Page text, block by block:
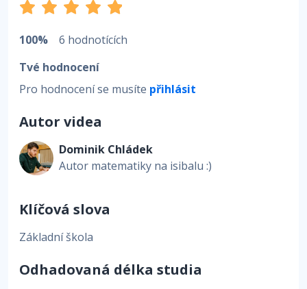
100%
6 hodnotících
Tvé hodnocení
Pro hodnocení se musíte přihlásit
Autor videa
Dominik Chládek
Autor matematiky na isibalu :)
Klíčová slova
Základní škola
Odhadovaná délka studia